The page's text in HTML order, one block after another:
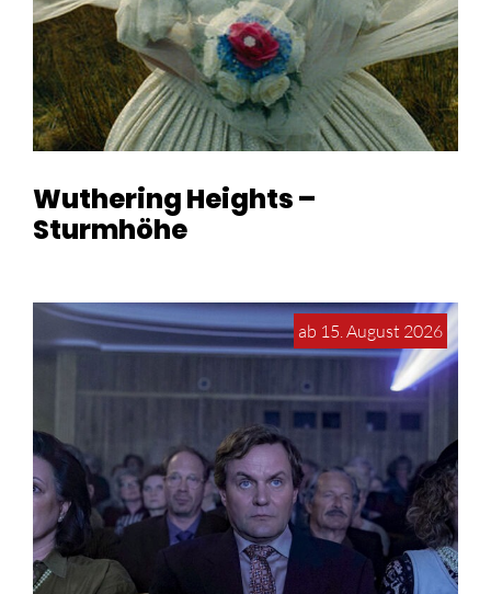
Wuthering Heights –
Sturmhöhe
ab 15. August 2026